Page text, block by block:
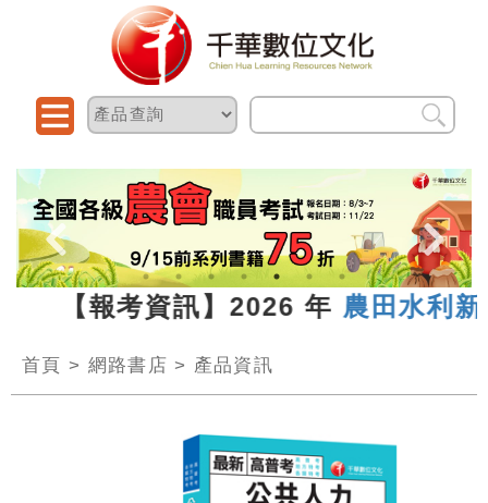
考資訊】2026 年農田水利新進
首頁 > 網路書店 > 產品資訊